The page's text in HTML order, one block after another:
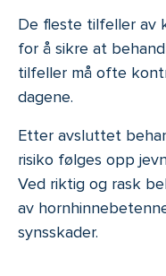
De fleste tilfeller
for å sikre at
tilfeller må ofte
dagene.
Etter avsluttet
risiko følges opp
Ved riktig og rask
av
synsskader.